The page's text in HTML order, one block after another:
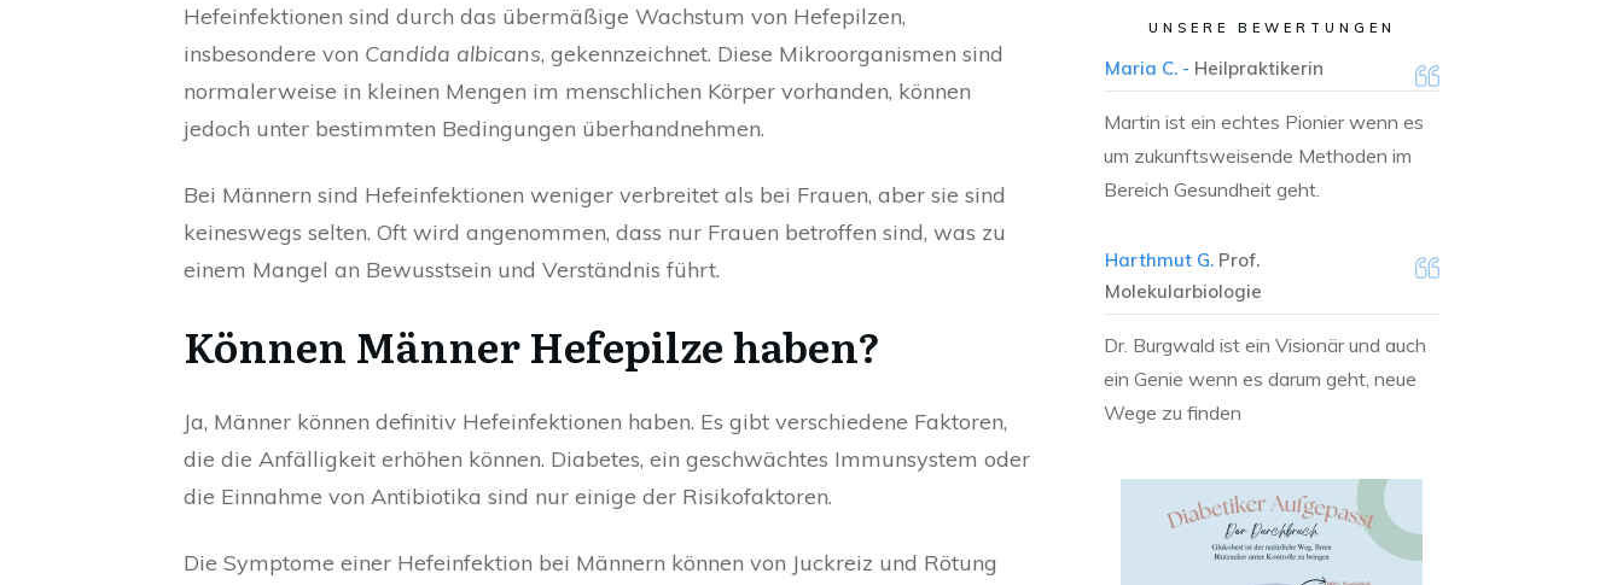
Hefeinfektionen sind durch das übermäßige Wachstum von Hefepilzen,
insbesondere von Candida albicans, gekennzeichnet. Diese Mikroorganismen sind
normalerweise in kleinen Mengen im menschlichen Körper vorhanden, können
jedoch unter bestimmten Bedingungen überhandnehmen.
Bei Männern sind Hefeinfektionen weniger verbreitet als bei Frauen, aber sie sind
keineswegs selten. Oft wird angenommen, dass nur Frauen betroffen sind, was zu
einem Mangel an Bewusstsein und Verständnis führt.
Können Männer Hefepilze haben?
Ja, Männer können definitiv Hefeinfektionen haben. Es gibt verschiedene Faktoren,
die die Anfälligkeit erhöhen können. Diabetes, ein geschwächtes Immunsystem oder
die Einnahme von Antibiotika sind nur einige der Risikofaktoren.
Die Symptome einer Hefeinfektion bei Männern können von Juckreiz und Rötung
UNSERE BEWERTUNGEN
Maria C. - Heilpraktikerin
Martin ist ein echtes Pionier wenn es
um zukunftsweisende Methoden im
Bereich Gesundheit geht.
Harthmut G. Prof.
Molekularbiologie
Dr. Burgwald ist ein Visionär und auch
ein Genie wenn es darum geht, neue
Wege zu finden